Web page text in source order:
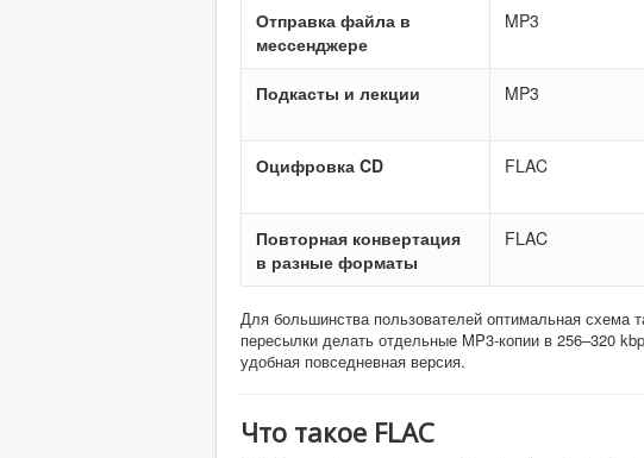
Отправка файла в
мессенджере
MP3
Подкасты и лекции MP3
Оцифровка CD FLAC
Повторная конвертация
в разные форматы
FLAC
Для большинства пользователей оптимальная
пересылки делать отдельные MP3-копии в 256–320
удобная повседневная версия.
Что такое FLAC